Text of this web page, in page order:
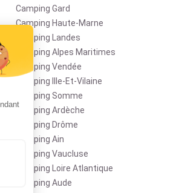
Camping Gard
Camping Haute-Marne
Camping Landes
Camping Alpes Maritimes
Camping Vendée
Camping Ille-Et-Vilaine
Camping Somme
Camping Ardèche
Camping Drôme
Camping Ain
Camping Vaucluse
Camping Loire Atlantique
Camping Aude